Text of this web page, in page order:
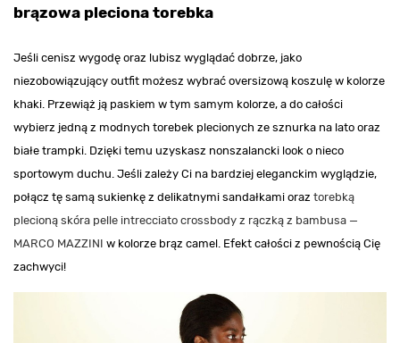
brązowa pleciona torebka
Jeśli cenisz wygodę oraz lubisz wyglądać dobrze, jako
niezobowiązujący outfit możesz wybrać oversizową koszulę w kolorze
khaki. Przewiąż ją paskiem w tym samym kolorze, a do całości
wybierz jedną z modnych torebek plecionych ze sznurka na lato oraz
białe trampki. Dzięki temu uzyskasz nonszalancki look o nieco
sportowym duchu. Jeśli zależy Ci na bardziej eleganckim wyglądzie,
połącz tę samą sukienkę z delikatnymi sandałkami oraz torebką
plecioną skóra pelle intrecciato crossbody z rączką z bambusa —
MARCO MAZZINI w kolorze brąz camel. Efekt całości z pewnością Cię
zachwyci!